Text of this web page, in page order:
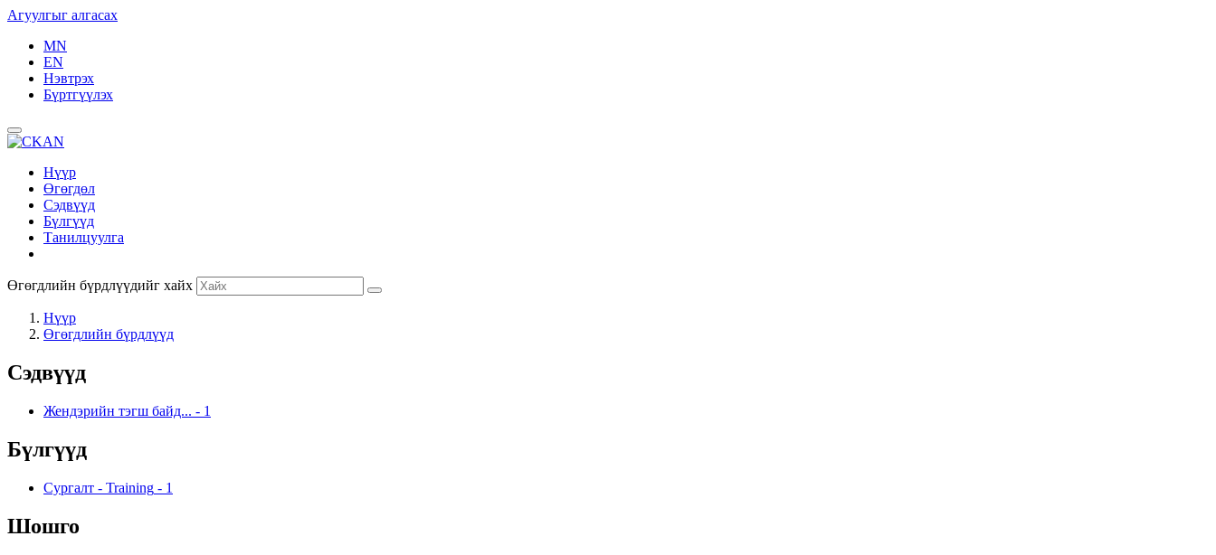
Агуулгыг алгасах
MN
EN
Нэвтрэх
Бүртгүүлэх
Нүүр
Өгөгдөл
Сэдвүүд
Бүлгүүд
Танилцуулга
Өгөгдлийн бүрдлүүдийг хайх
Нүүр
Өгөгдлийн бүрдлүүд
Сэдвүүд
Жендэрийн тэгш байд... - 1
Бүлгүүд
Сургалт - Training - 1
Шошго